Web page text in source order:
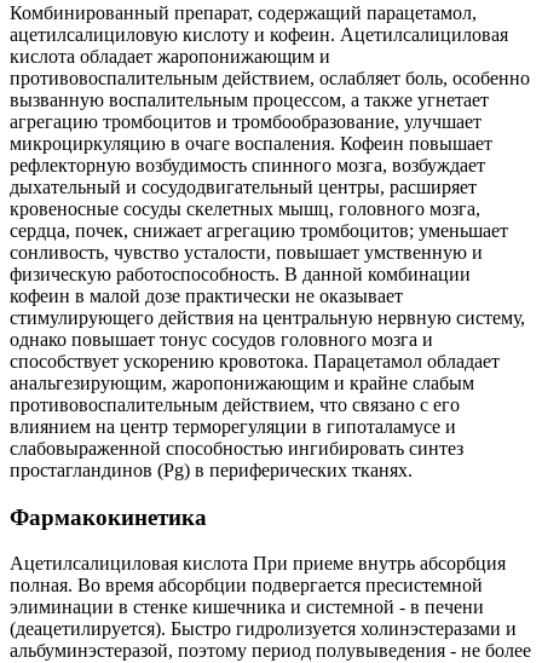
Комбинированный препарат, содержащий парацетамол,
ацетилсалициловую кислоту и кофеин. Ацетилсалициловая
кислота обладает жаропонижающим и
противовоспалительным действием, ослабляет боль, особенно
вызванную воспалительным процессом, а также угнетает
агрегацию тромбоцитов и тромбообразование, улучшает
микроциркуляцию в очаге воспаления. Кофеин повышает
рефлекторную возбудимость спинного мозга, возбуждает
дыхательный и сосудодвигательный центры, расширяет
кровеносные сосуды скелетных мышц, головного мозга,
сердца, почек, снижает агрегацию тромбоцитов; уменьшает
сонливость, чувство усталости, повышает умственную и
физическую работоспособность. В данной комбинации
кофеин в малой дозе практически не оказывает
стимулирующего действия на центральную нервную систему,
однако повышает тонус сосудов головного мозга и
способствует ускорению кровотока. Парацетамол обладает
анальгезирующим, жаропонижающим и крайне слабым
противовоспалительным действием, что связано с его
влиянием на центр терморегуляции в гипоталамусе и
слабовыраженной способностью ингибировать синтез
простагландинов (Pg) в периферических тканях.
Фармакокинетика
Ацетилсалициловая кислота При приеме внутрь абсорбция
полная. Во время абсорбции подвергается пресистемной
элиминации в стенке кишечника и системной - в печени
(деацетилируется). Быстро гидролизуется холинэстеразами и
альбуминэстеразой, поэтому период полувыведения - не более